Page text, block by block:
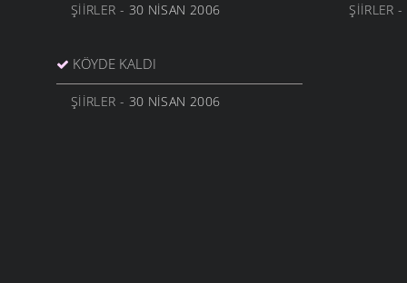
ŞIIRLER - 30 NISAN 2006 ŞIIRLER -
KÖYDE KALDI
ŞIIRLER - 30 NISAN 2006